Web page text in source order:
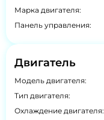
Марка двигателя:
Панель управления:
Двигатель
Модель двигателя:
Тип двигателя:
Охлаждение двигателя: